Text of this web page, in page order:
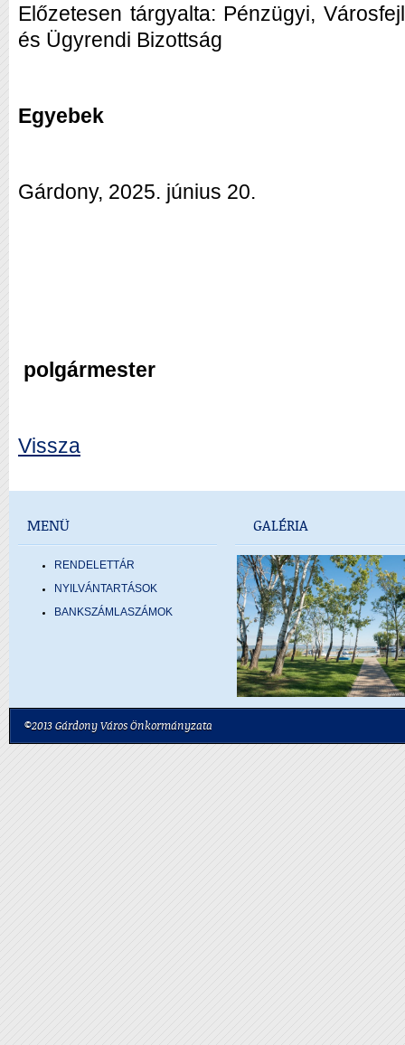
Előzetesen tárgyalta: Pénzügyi,
és Ügyrendi Bizottság
Egyebek
Gárdony, 2025. június 20.
polgármester
Vissza
MENÜ
RENDELETTÁR
NYILVÁNTARTÁSOK
BANKSZÁMLASZÁMOK
GALÉRIA
©2013 Gárdony Város Önkormányzata